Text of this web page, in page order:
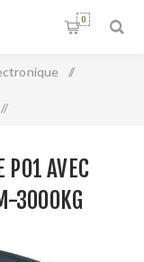
0
/
/
P01 AVEC
3000KG